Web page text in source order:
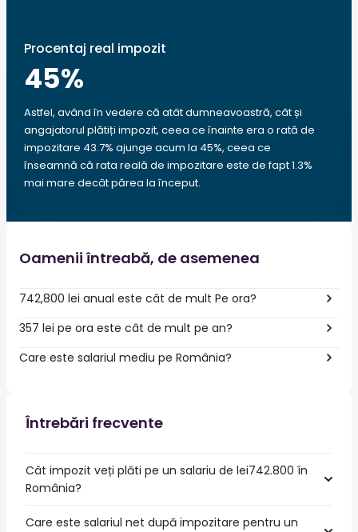
Procentaj real impozit
45%
Astfel, având în vedere că atât dumneavoastră, cât și
angajatorul plătiți impozit, ceea ce înainte era o rată de
impozitare 43.7% ajunge acum la 45%, ceea ce
înseamnă că rata reală de impozitare este de fapt 1.3%
mai mare decât părea la început.
Oamenii întreabă, de asemenea
742,800 lei anual este cât de mult Pe ora?
357 lei pe ora este cât de mult pe an?
Care este salariul mediu pe România?
Întrebări frecvente
Cât impozit veți plăti pe un salariu de lei742.800 în
România?
Care este salariul net după impozitare pentru un